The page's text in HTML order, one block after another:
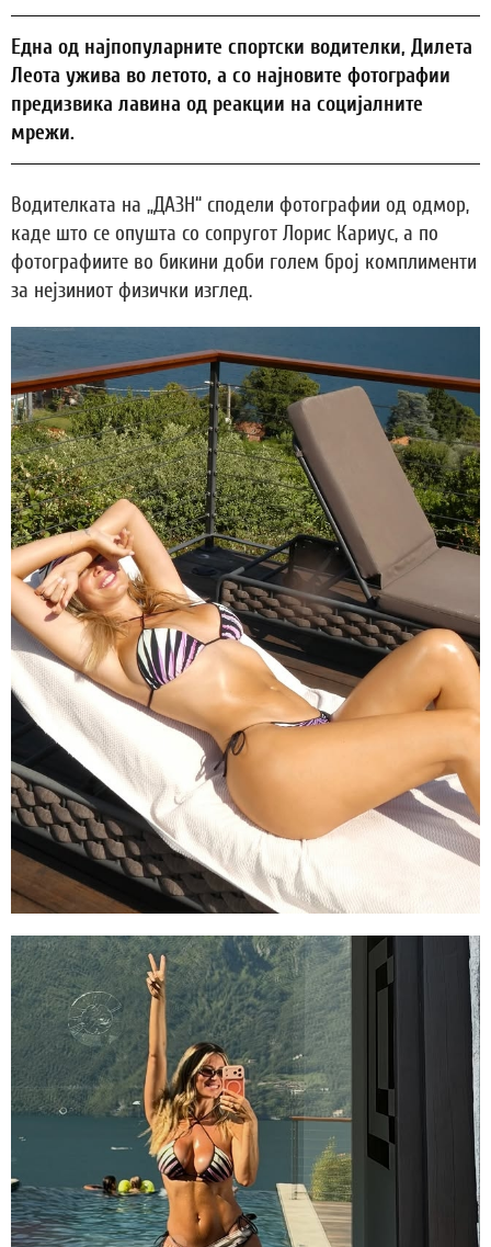
Една од најпопуларните спортски водителки, Дилета
Леота ужива во летото, а со најновите фотографии
предизвика лавина од реакции на социјалните
мрежи.
Водителката на „ДАЗН“ сподели фотографии од одмор,
каде што се опушта со сопругот Лорис Кариус, а по
фотографиите во бикини доби голем број комплименти
за нејзиниот физички изглед.